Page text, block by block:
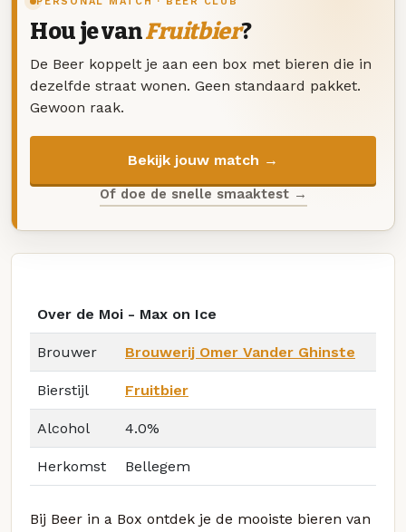
Hou je vanFruitbier?
De Beer koppelt je aan een box met bieren die in
dezelfde straat wonen. Geen standaard pakket.
Gewoon raak.
Bekijk jouw match →
Of doe de snelle smaaktest →
Over de Moi - Max on Ice
Brouwer Brouwerij Omer Vander Ghinste
Bierstijl Fruitbier
Alcohol 4.0%
Herkomst Bellegem
Bij Beer in a Box ontdek je de mooiste bieren van